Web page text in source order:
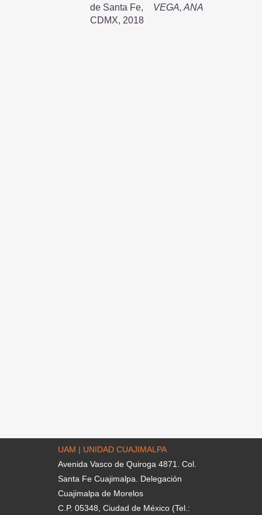
de Santa Fe,
CDMX, 2018
VEGA, ANA
UAM | UNIDAD CUAJIMALPA
Avenida Vasco de Quiroga 4871. Col.
Santa Fe Cuajimalpa. Delegación
Cuajimalpa de Morelos
C.P. 05348, Ciudad de México (Tel.: